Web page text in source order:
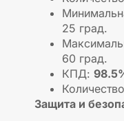
25 град.
60 град.
КПД:
Защита и